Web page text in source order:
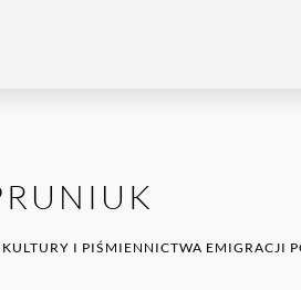
I PIŚMIENNICTWA EMIGRACJI